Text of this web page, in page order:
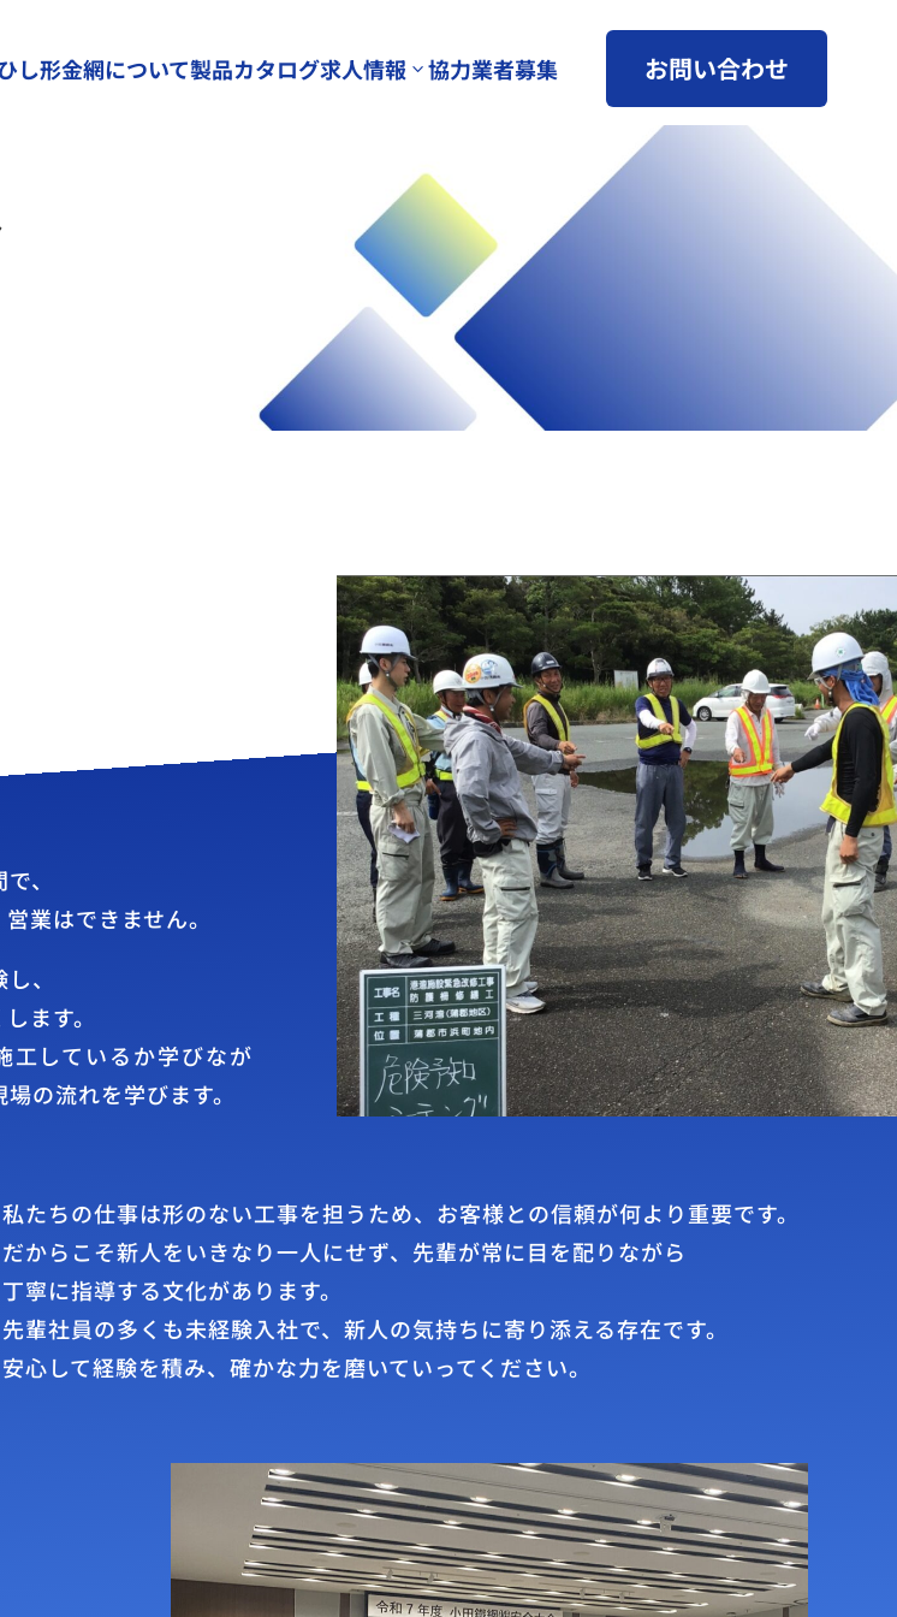
し形金網について製品カタログ求人情報 3 協力業者募集 お問い合わせ
、
業はできません。
、
ます。
工しているか学びなが
の流れを学びます。
私たちの仕事は形のない工事を担うため、お客様との信頼が何より重要です。
だからこそ新人をいきなり一人にせず、先輩が常に目を配りながら
丁寧に指導する文化があります。
先輩社員の多くも未経験入社で、新人の気持ちに寄り添える存在です。
安心して経験を積み、確かな力を磨いていってください。